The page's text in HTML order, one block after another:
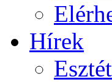
Hírek